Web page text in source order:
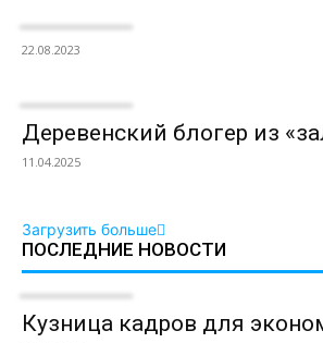
22.08.2023
Деревенский блогер из
11.04.2025
Загрузить больше
ПОСЛЕДНИЕ НОВОСТИ
Кузница кадров для